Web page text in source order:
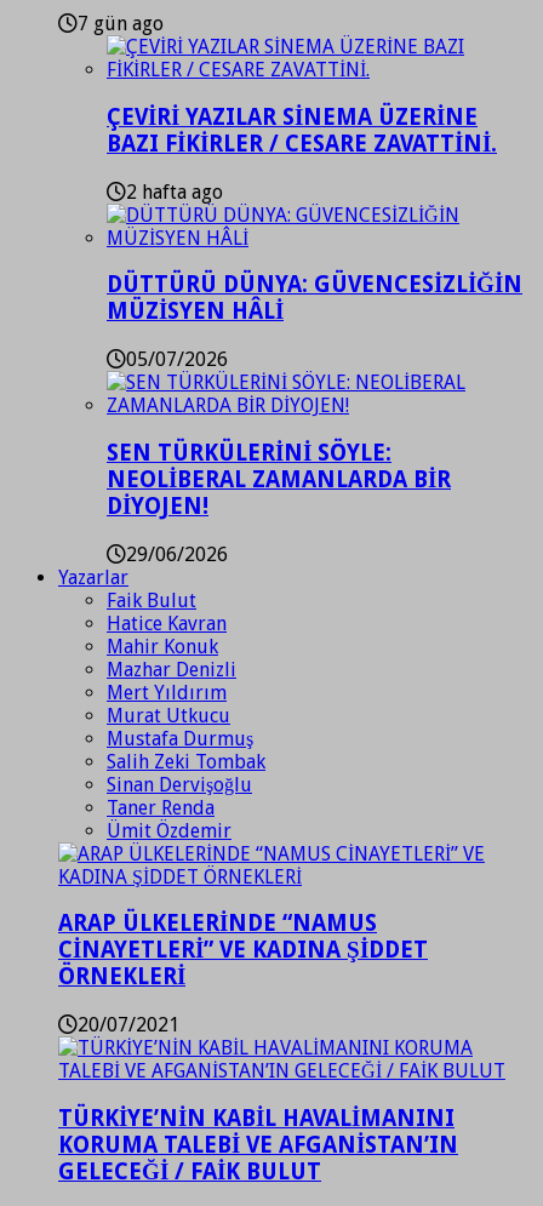
7 gün ago
ÇEVİRİ YAZILAR SİNEMA ÜZERİNE
BAZI FİKİRLER / CESARE ZAVATTİNİ.
2 hafta ago
DÜTTÜRÜ DÜNYA: GÜVENCESİZLİĞİN
MÜZİSYEN HÂLİ
05/07/2026
SEN TÜRKÜLERİNİ SÖYLE:
NEOLİBERAL ZAMANLARDA BİR
DİYOJEN!
29/06/2026
Yazarlar
Faik Bulut
Hatice Kavran
Mahir Konuk
Mazhar Denizli
Mert Yıldırım
Murat Utkucu
Mustafa Durmuş
Salih Zeki Tombak
Sinan Dervişoğlu
Taner Renda
Ümit Özdemir
ARAP ÜLKELERİNDE “NAMUS
CİNAYETLERİ” VE KADINA ŞİDDET
ÖRNEKLERİ
20/07/2021
TÜRKİYE’NİN KABİL HAVALİMANINI
KORUMA TALEBİ VE AFGANİSTAN’IN
GELECEĞİ / FAİK BULUT